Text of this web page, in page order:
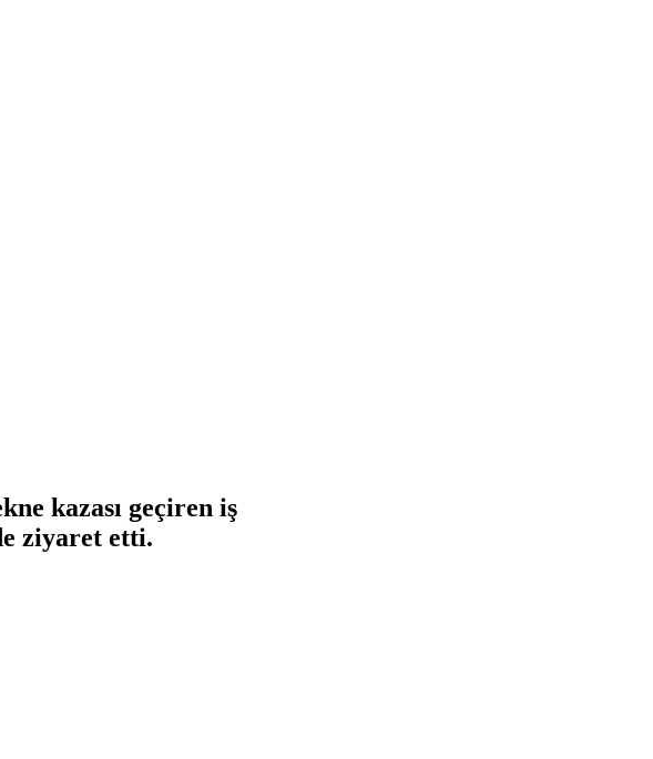
kazası geçiren iş
ziyaret etti.